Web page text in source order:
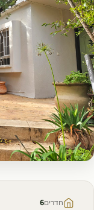
למכירה
חדרים6